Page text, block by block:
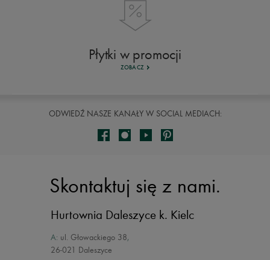
Płytki w promocji
ZOBACZ
ODWIEDŹ NASZE KANAŁY W SOCIAL MEDIACH:
Skontaktuj się z nami.
Hurtownia Daleszyce k. Kielc
A: ul. Głowackiego 38,
26-021 Daleszyce